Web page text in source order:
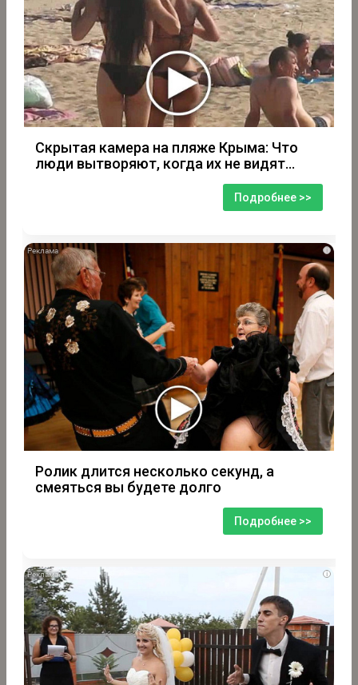
Скрытая камера на пляже Крыма: Что
люди вытворяют, когда их не видят...
Подробнее >>
i
Ролик длится несколько секунд, а
смеяться вы будете долго
Подробнее >>
i